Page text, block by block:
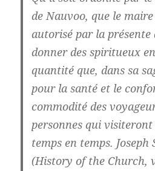
de Nauvoo, que le
autorisé par la présente
donner des spiritueux
quantité que, dans sa
pour la santé et le
commodité des
personnes qui visiteront
temps en temps.
(History of the Church,